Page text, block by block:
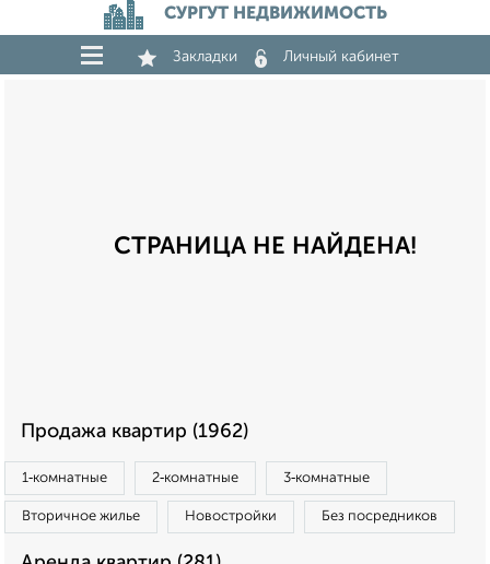
СУРГУТ НЕДВИЖИМОСТЬ
Закладки Личный кабинет
СТРАНИЦА НЕ НАЙДЕНА!
Продажа квартир (1962)
1‑комнатные 2‑комнатные 3‑комнатные
Вторичное жилье Новостройки Без посредников